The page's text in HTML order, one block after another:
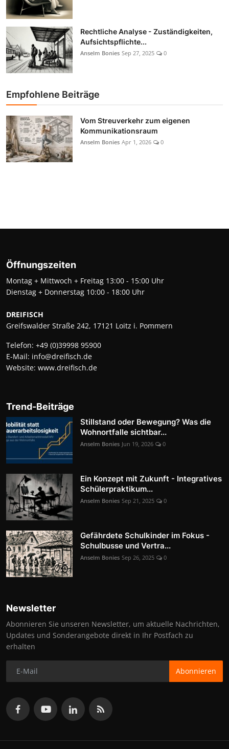
Rechtliche Analyse - Zuständigkeiten,
Aufsichtspflichte...
Anselm Bonies Sep 27, 2025 0
Empfohlene Beiträge
Vom Streuverkehr zum eigenen
Kommunikationsraum
Anselm Bonies Apr 1, 2026 0
Öffnungszeiten
Montag + Mittwoch + Freitag 13:00 - 15:00 Uhr
Dienstag + Donnerstag 10:00 - 18:00 Uhr
DREIFISCH
Greifswalder Straße 242, 17121 Loitz i. Pommern
Telefon: +49 (0)39998 95900
E-Mail: info@dreifisch.de
Website: www.dreifisch.de
Trend-Beiträge
Stillstand oder Bewegung? Was die
Wohnortfalle sichtbar...
Anselm Bonies Jun 19, 2026 0
Ein Konzept mit Zukunft - Integratives
Schülerpraktikum...
Anselm Bonies Sep 21, 2025 0
Gefährdete Schulkinder im Fokus -
Schulbusse und Vertra...
Anselm Bonies Sep 26, 2025 0
Newsletter
Abonnieren Sie unseren Newsletter, um aktuelle Nachrichten,
Updates und Sonderangebote direkt in Ihr Postfach zu
erhalten
Abonnieren